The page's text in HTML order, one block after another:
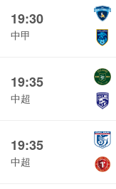
19:30
中甲
19:35
中超
19:35
中超